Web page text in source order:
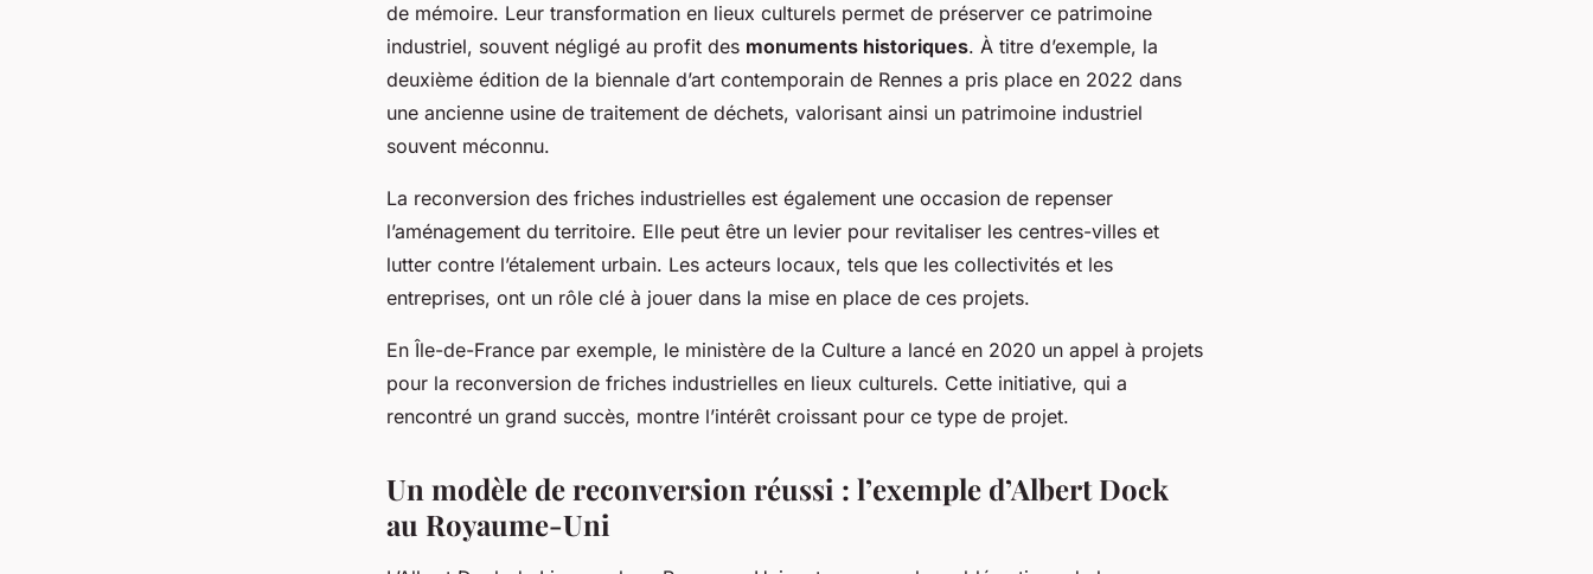
de mémoire. Leur transformation en lieux culturels permet de préserver ce patrimoine
industriel, souvent négligé au profit des monuments historiques. À titre d’exemple, la
deuxième édition de la biennale d’art contemporain de Rennes a pris place en 2022 dans
une ancienne usine de traitement de déchets, valorisant ainsi un patrimoine industriel
souvent méconnu.
La reconversion des friches industrielles est également une occasion de repenser
l’aménagement du territoire. Elle peut être un levier pour revitaliser les centres-villes et
lutter contre l’étalement urbain. Les acteurs locaux, tels que les collectivités et les
entreprises, ont un rôle clé à jouer dans la mise en place de ces projets.
En Île-de-France par exemple, le ministère de la Culture a lancé en 2020 un appel à projets
pour la reconversion de friches industrielles en lieux culturels. Cette initiative, qui a
rencontré un grand succès, montre l’intérêt croissant pour ce type de projet.
Un modèle de reconversion réussi : l’exemple d’Albert Dock
au Royaume-Uni